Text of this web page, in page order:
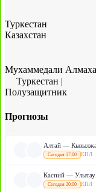
Туркестан
Казахстан
Мухаммедали
Туркестан |
Полузащитник
Прогнозы
Алтай —
Сегодня 17:00 КПЛ
Каспий — Улытау
Сегодня 20:00 КПЛ